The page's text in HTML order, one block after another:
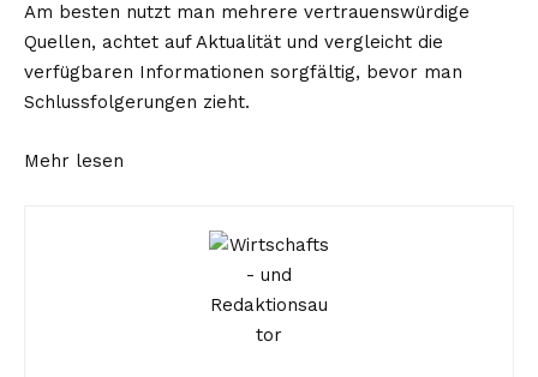
Am besten nutzt man mehrere vertrauenswürdige
Quellen, achtet auf Aktualität und vergleicht die
verfügbaren Informationen sorgfältig, bevor man
Schlussfolgerungen zieht.
Mehr lesen